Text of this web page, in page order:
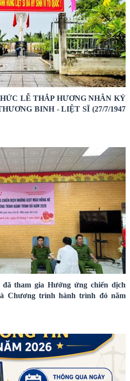
LỄ THẮP HƯƠNG NHÂN KỶ
BINH - LIỆT SĨ (27/7/1947
tham gia Hưởng ứng chiến dịch
Chương trình hành trình đỏ năm